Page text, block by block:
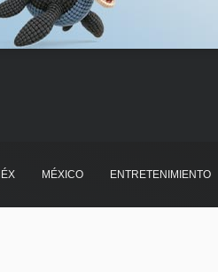
MÉXICO ENTRETENIMIENTO